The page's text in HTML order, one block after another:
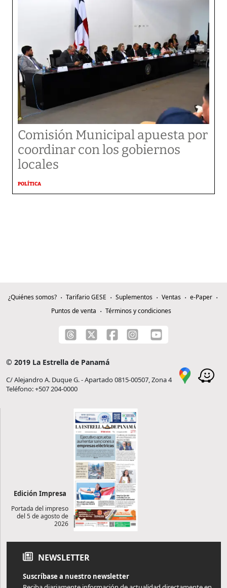
Comisión Municipal apuesta por
coordinar con los gobiernos
locales
POLÍTICA
¿Quiénes somos? Tarifario GESE Suplementos Ventas
e-Paper
Puntos de venta
Términos y condiciones
© 2019 La Estrella de Panamá
C/ Alejandro A. Duque G. - Apartado 0815-00507, Zona 4
Teléfono: +507 204-0000
Edición Impresa
Portada del impreso
del 5 de agosto de
2026
NEWSLETTER
Suscríbase a nuestro newsletter